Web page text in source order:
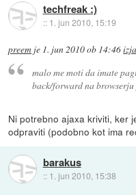
techfreak :)
:: 1. jun 2010, 15:19
preem je 1. jun 2010 ob 14:46
malo me moti da imate
back/forward na browserju
Ni potrebno ajaxa kriviti, ker
odpraviti (podobno kot ima
barakus
:: 1. jun 2010, 15:38